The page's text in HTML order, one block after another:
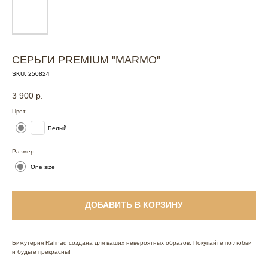
СЕРЬГИ PREMIUM "MARMO"
SKU: 250824
3 900 р.
Цвет
Белый
Размер
One size
ДОБАВИТЬ В КОРЗИНУ
Бижутерия Rafinad создана для ваших невероятных образов. Покупайте по любви
и будьте прекрасны!